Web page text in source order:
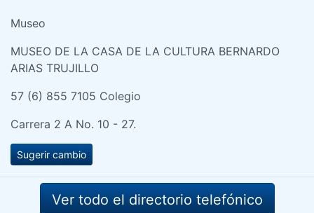
Museo
MUSEO DE LA CASA DE LA CULTURA BERNARDO
ARIAS TRUJILLO
57 (6) 855 7105 Colegio
Carrera 2 A No. 10 - 27.
Sugerir cambio
Ver todo el directorio telefónico